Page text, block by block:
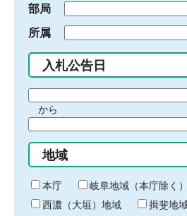
部局
所属
入札公告日
間
始
り
から
間
終
わ
り
地域
本庁
岐阜地域（本庁除く）
西濃（大垣）地域
揖斐地